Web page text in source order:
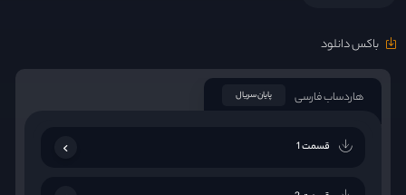
باکس دانلود
هاردساب فارسی پایان سریال
قسمت 1